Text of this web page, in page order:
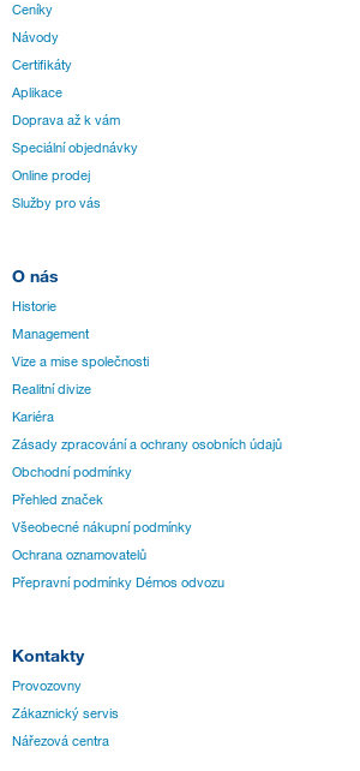
Ceníky
Návody
Certifikáty
Aplikace
Doprava až k vám
Speciální objednávky
Online prodej
Služby pro vás
O nás
Historie
Management
Vize a mise společnosti
Realitní divize
Kariéra
Zásady zpracování a ochrany osobních údajů
Obchodní podmínky
Přehled značek
Všeobecné nákupní podmínky
Ochrana oznamovatelů
Přepravní podmínky Démos odvozu
Kontakty
Provozovny
Zákaznický servis
Nářezová centra